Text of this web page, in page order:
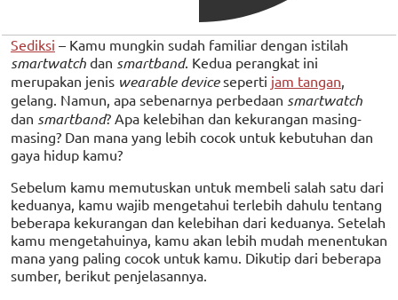
Sediksi – Kamu mungkin sudah familiar dengan istilah
smartwatch dan smartband. Kedua perangkat ini
merupakan jenis wearable deviceseperti jam tangan
gelang. Namun, apa sebenarnya perbedaan smartwatch
dan smartband? Apa kelebihan dan kekurangan masing-
masing? Dan mana yang lebih cocok untuk kebutuhan dan
gaya hidup kamu?
Sebelum kamu memutuskan untuk membeli salah satu dari
keduanya, kamu wajib mengetahui terlebih dahulu tentang
beberapa kekurangan dan kelebihan dari keduanya. Setelah
kamu mengetahuinya, kamu akan lebih mudah menentukan
mana yang paling cocok untuk kamu. Dikutip dari beberapa
sumber, berikut penjelasannya.